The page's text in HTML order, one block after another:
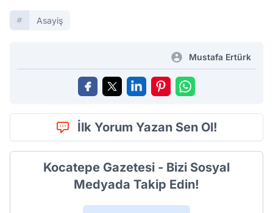
Asayiş
Mustafa Ertürk
İlk Yorum Yazan Sen Ol!
Kocatepe Gazetesi - Bizi Sosyal
Medyada Takip Edin!